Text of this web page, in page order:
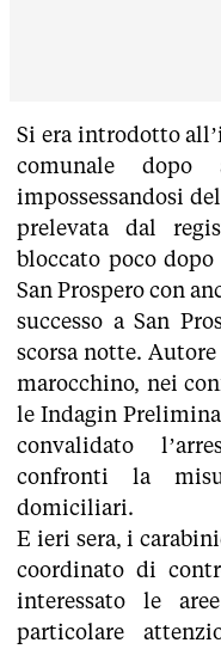
Si era introdotto
comunale dopo
impossessandosi
prelevata dal
bloccato poco
San Prospero con
successo a San
scorsa notte.
marocchino, nei
le Indagin
convalidato
confronti la
domiciliari.
E ieri sera, i
coordinato di
interessato le
particolare